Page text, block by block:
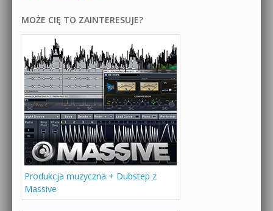
MOŻE CIĘ TO ZAINTERESUJE?
Produkcja muzyczna + Dubstep z
Massive